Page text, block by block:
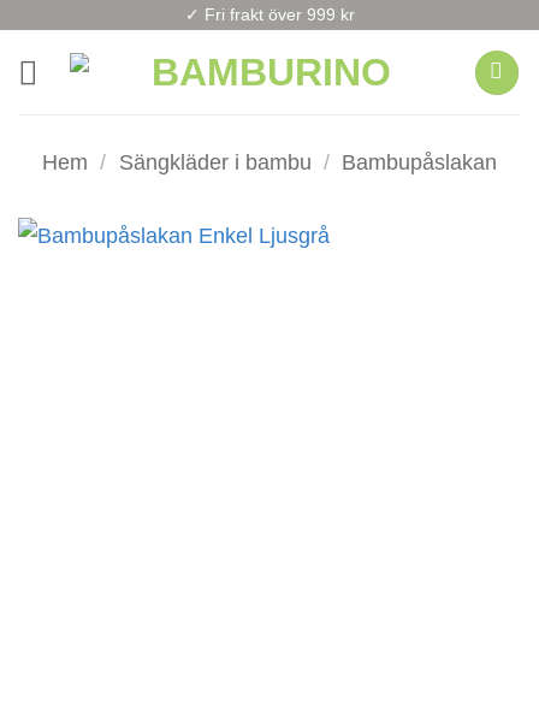
content
✓ Fri frakt över 999 kr
Hem / Sängkläder i bambu / Bambupåslakan